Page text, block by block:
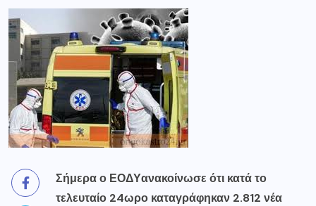
Σήμερα ο ΕΟΔΥανακοίνωσε ότι κατά το
τελευταίο 24ωρο καταγράφηκαν 2.812 νέα